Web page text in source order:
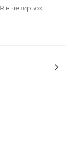
в четирьох